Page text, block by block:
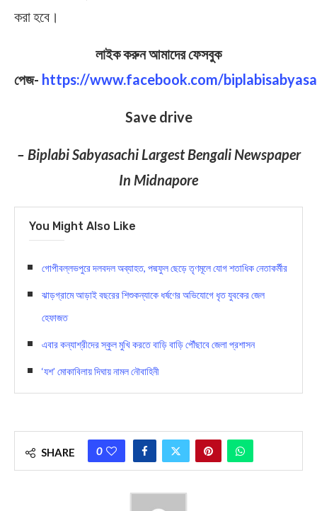
করা হবে।
লাইক করুন আমাদের ফেসবুক
পেজ- https://www.facebook.com/
Save drive
– Biplabi Sabyasachi Largest Bengali Newspaper
In Midnapore
You Might Also Like
গোপীবল্লভপুরে দলবদল অব্যাহত, পদ্মফুল ছেড়ে তৃণমূলে যোগ শতাধিক নেতাকর্মীর
ঝাড়গ্রামে আড়াই বছরের শিশুকন্যাকে ধর্ষণের অভিযোগে ধৃত যুবকের জেল
হেফাজত
এবার কন্যাশ্রীদের স্কুল মুখি করতে বাড়ি বাড়ি পৌঁছাবে জেলা প্রশাসন
‘যশ’ মোকাবিলায় দিঘায় নামল নৌবাহিনী
SHARE 0